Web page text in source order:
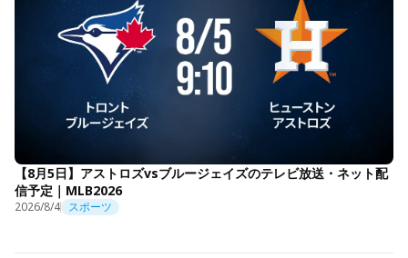
【8月5日】アストロズvsブルージェイズのテレビ放送・ネット配
信予定｜MLB2026
2026/8/4 スポーツ